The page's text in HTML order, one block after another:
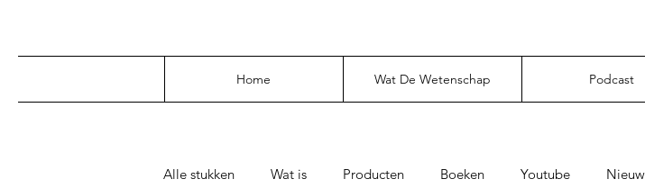
Home Wat De Wetenschap Podcast
Alle stukken Wat is Producten Boeken Youtube